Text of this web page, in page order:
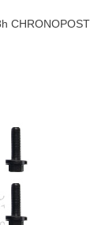
CHRONOPOST